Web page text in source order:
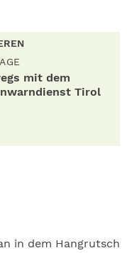
mit dem
Tirol
in dem Hangrutsch